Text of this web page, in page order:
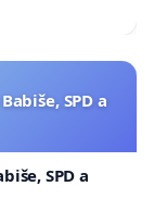
SPD a
SPD a